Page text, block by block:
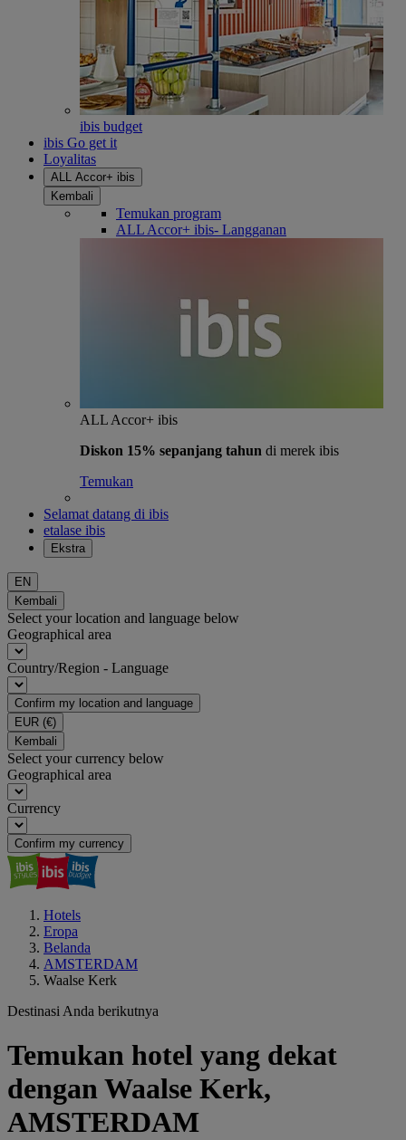
ibis budget
ibis Go get it
Loyalitas
ALL Accor+ ibis
Kembali
Temukan program
ALL Accor+ ibis- Langganan
ALL Accor+ ibis
Diskon 15% sepanjang tahun di merek ibis
Temukan
Selamat datang di ibis
etalase ibis
Ekstra
EN
Kembali
Select your location and language below
Geographical area
Country/Region - Language
Confirm my location and language
EUR (€)
Kembali
Select your currency below
Geographical area
Currency
Confirm my currency
Hotels
Eropa
Belanda
AMSTERDAM
Waalse Kerk
Destinasi Anda berikutnya
Temukan hotel yang dekat
dengan Waalse Kerk,
AMSTERDAM